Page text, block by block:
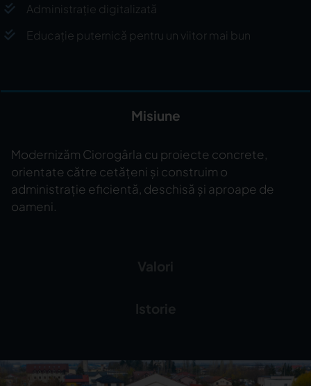
Administrație digitalizată
Educație puternică pentru un viitor mai bun
Misiune
Modernizăm Ciorogârla cu proiecte concrete,
orientate către cetățeni și construim o
administrație eficientă, deschisă și aproape de
oameni.